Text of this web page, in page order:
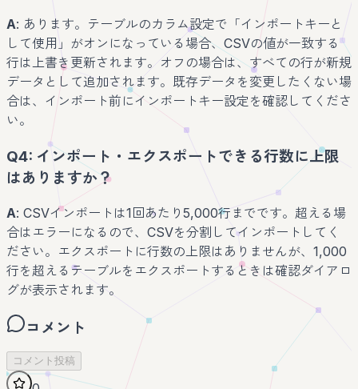
A: あります。テーブルのカラム設定で「インポートキーと
して使用」がオンになっている場合、CSVの値が一致する
行は上書き更新されます。オフの場合は、すべての行が新規
データとして追加されます。既存データを変更したくない場
合は、インポート前にインポートキー設定を確認してくださ
い。
Q4: インポート・エクスポートできる行数に上限
はありますか？
A: CSVインポートは1回あたり5,000行までです。超える場
合はエラーになるので、CSVを分割してインポートしてく
ださい。エクスポートに行数の上限はありませんが、1,000
行を超えるテーブルをエクスポートするときは確認ダイアロ
グが表示されます。
コメント
コメント投稿